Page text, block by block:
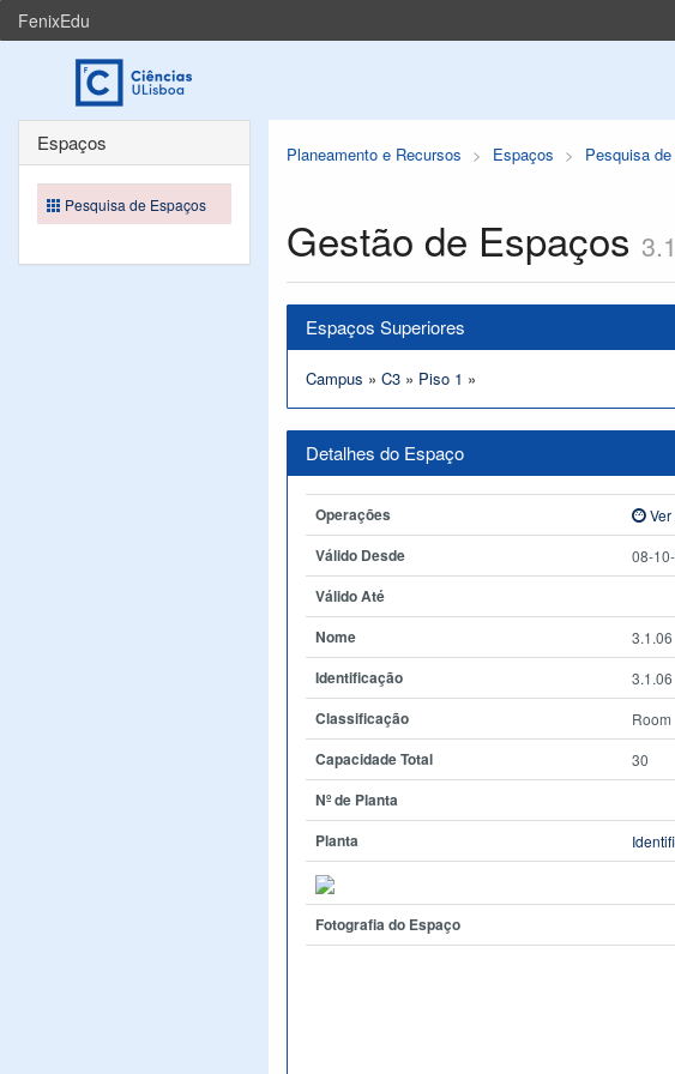
FenixEdu
Planeamento e Recursos Espaços Pesquisa
Gestão de Espaços
Espaços Superiores
Campus » C3 » Piso 1 »
Detalhes do Espaço
Operações
Válido Desde 08-
Válido Até
Nome
3.1.06
Identificação 3.1.06
Classificação Room
Capacidade Total 30
Nº de Planta
Planta
Fotografia do Espaço
Espaços
Pesquisa de Espaços